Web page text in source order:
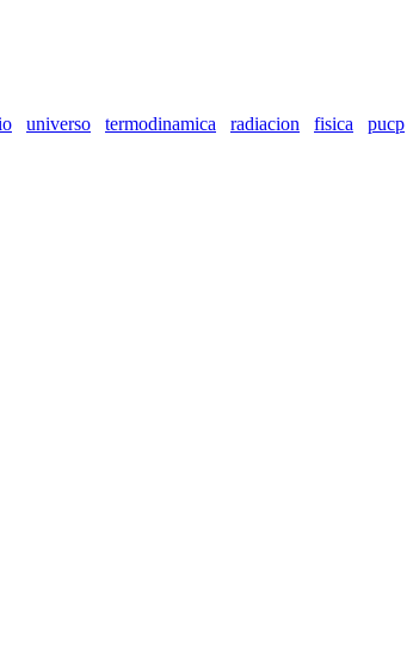
universo termodinamica radiacion fisica pucp